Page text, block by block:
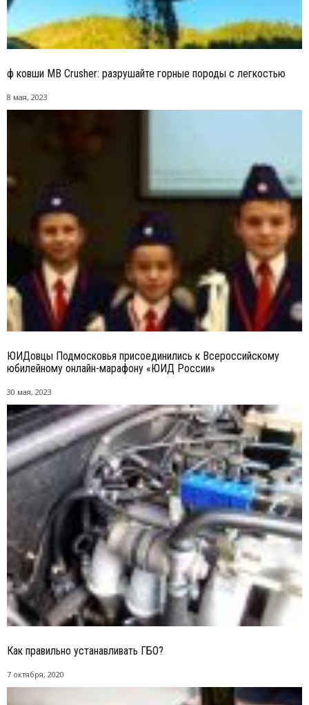
ф ковши MB Crusher: разрушайте горные породы с легкостью
8 мая, 2023
ЮИДовцы Подмосковья присоединились к Всероссийскому
юбилейному онлайн-марафону «ЮИД России»
30 мая, 2023
Как правильно устанавливать ГБО?
7 октября, 2020